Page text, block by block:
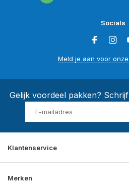
Socials
Meld je aan voor
Gelijk voordeel pakken?
Klantenservice
Merken